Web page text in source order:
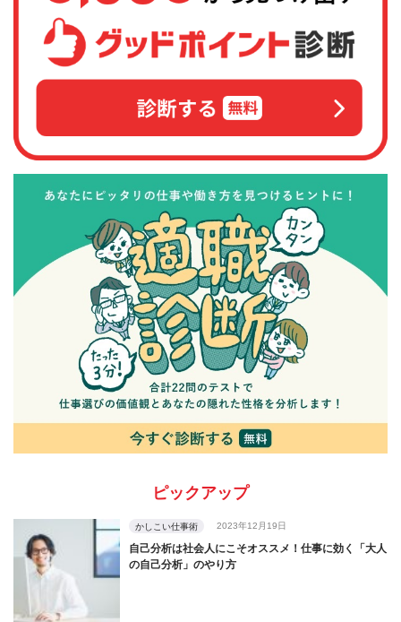
ピックアップ
かしこい仕事術 2023年12月19日
自己分析は社会人にこそオススメ！仕事に効く「大人
の自己分析」のやり方